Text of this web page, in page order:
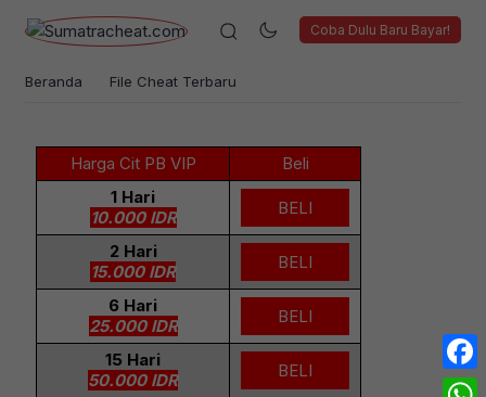
Coba Dulu Baru Bayar!
Beranda File Cheat Terbaru
Harga Cit PB VIP
Beli
1 Hari
10.000 IDR
BELI
2 Hari
15.000 IDR
BELI
6 Hari
25.000 IDR
BELI
15 Hari
50.000 IDR
BELI